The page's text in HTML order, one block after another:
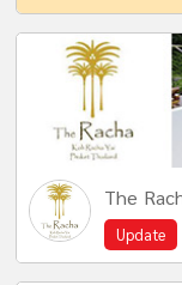
The
Update